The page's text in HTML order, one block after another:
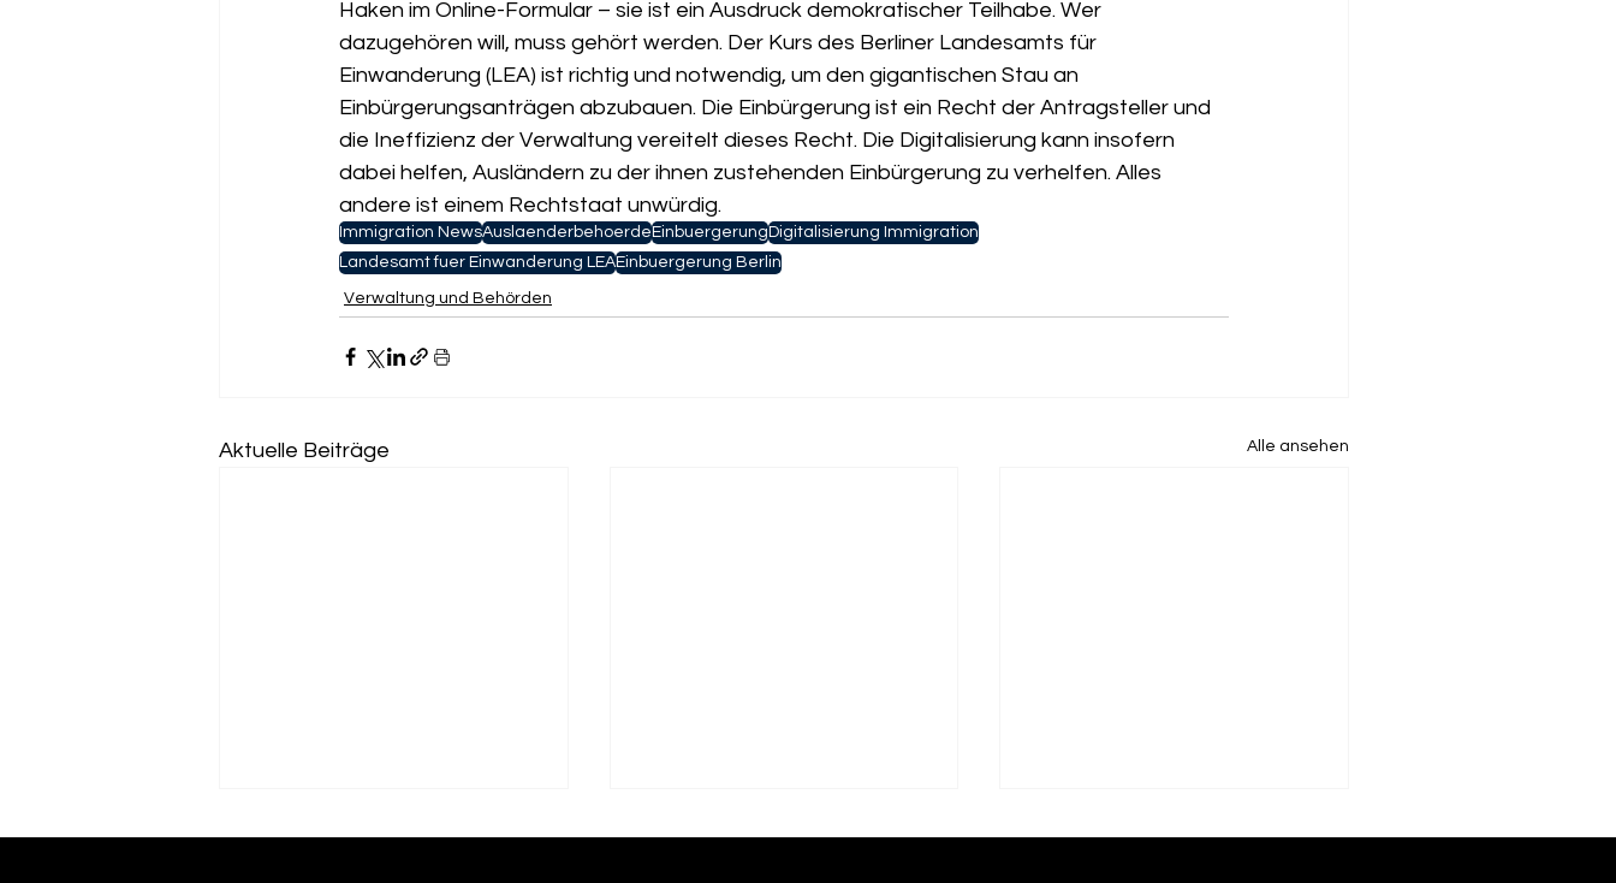
Haken im Online-Formular – sie ist ein Ausdruck demokratischer Teilhabe. Wer
dazugehören will, muss gehört werden. Der Kurs des Berliner Landesamts für
Einwanderung (LEA) ist richtig und notwendig, um den gigantischen Stau an
Einbürgerungsanträgen abzubauen. Die Einbürgerung ist ein Recht der Antragsteller und
die Ineffizienz der Verwaltung vereitelt dieses Recht. Die Digitalisierung kann insofern
dabei helfen, Ausländern zu der ihnen zustehenden Einbürgerung zu verhelfen. Alles
andere ist einem Rechtstaat unwürdig.
Immigration NewsAuslaenderbehoerdeEinbuergerungDigitalisierung Immigration
Landesamt fuer Einwanderung LEAEinbuergerung Berlin
Verwaltung und Behörden
Aktuelle Beiträge Alle ansehen